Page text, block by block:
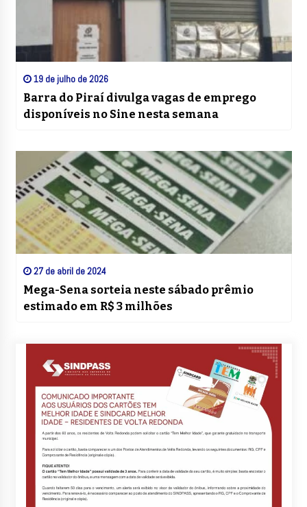
19 de julho de 2026
Barra do Piraí divulga vagas de emprego
disponíveis no Sine nesta semana
27 de abril de 2024
Mega-Sena sorteia neste sábado prêmio
estimado em R$ 3 milhões